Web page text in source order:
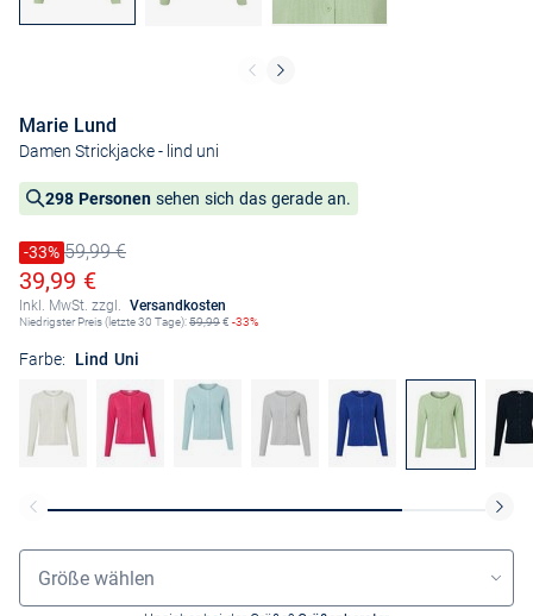
Marie Lund
Damen Strickjacke- lind uni
298 Personen sehen sich das gerade an.
Preis reduziert um
-33%
Alter Preis59,99 €
Ermäßigter Preis
39,99 €
Inkl. MwSt. zzgl. Versandkosten
Niedrigster Preis (letzte 30 Tage):59,99€ -33%
Farbe: Lind Uni
Größenauswahl
Größe wählen